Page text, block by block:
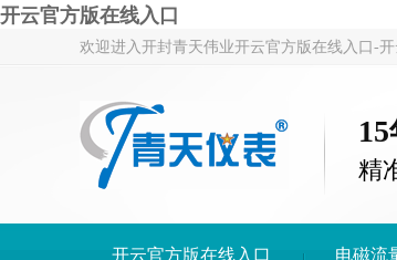
开云官方版在线入口
欢迎进入开封青天伟业开云官方版在线入口-
精
开云官方版在线入口 电磁流